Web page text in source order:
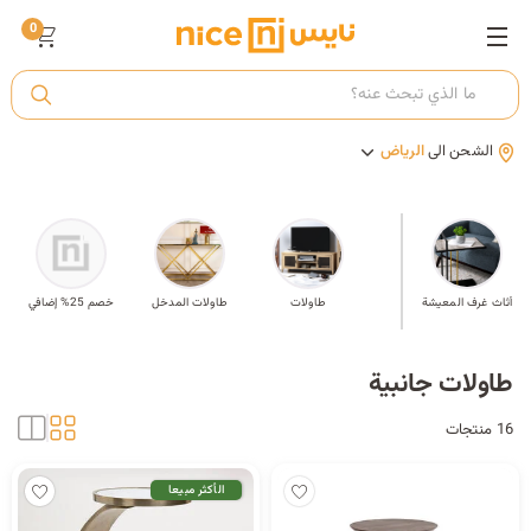
أ الشحن الىالرياض
0
أثاث غرف المعيشة
طاولات جانبية طاولات طاولات المدخل خصم 25% إضافي
طاولات جانبية
16 منتجات
الأكثر مبيعا